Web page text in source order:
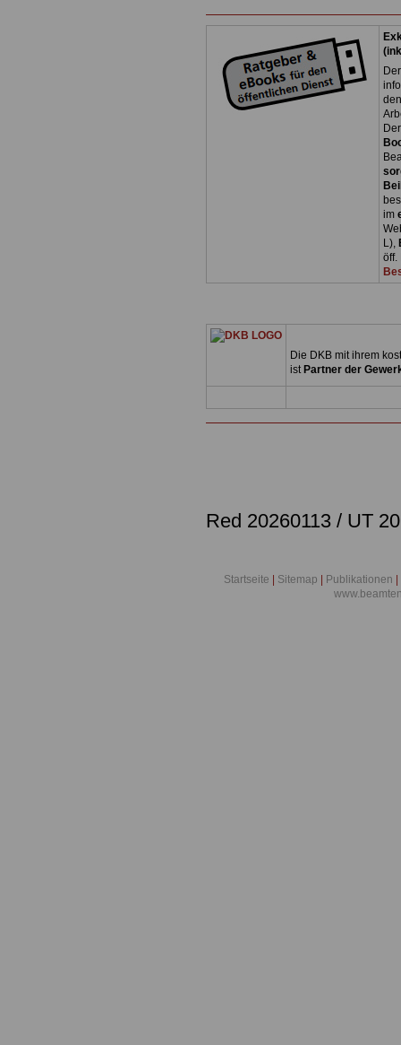
im
L),
öff.
Die DKB mit ihrem
ist Partner der
Red 20260113 / UT
Startseite Sitemap Publikationen